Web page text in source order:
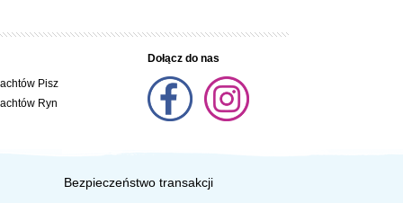
Pisz
Ryn
Dołącz do nas
Bezpieczeństwo transakcji